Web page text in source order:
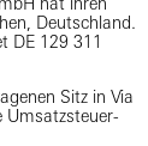
Deutschland.
DE 129 311
Sitz in Via
Umsatzsteuer-